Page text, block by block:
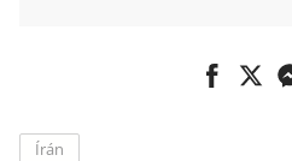
Írán